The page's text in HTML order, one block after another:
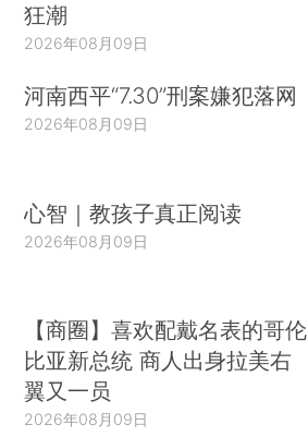
狂潮
2026年08月09日
河南西平“7.30”刑案嫌犯落网
2026年08月09日
心智｜教孩子真正阅读
2026年08月09日
【商圈】喜欢配戴名表的哥伦
比亚新总统 商人出身拉美右
翼又一员
2026年08月09日